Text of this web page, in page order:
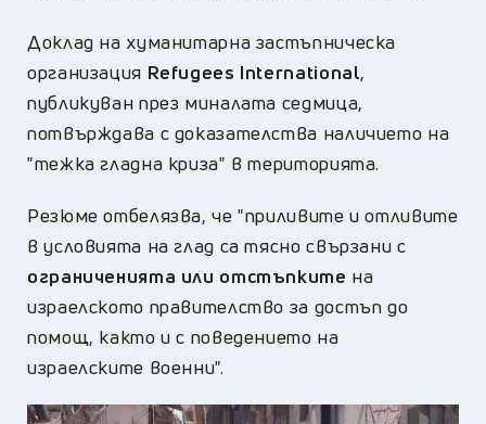
Доклад на хуманитарна застъпническа
организация Refugees International,
публикуван през миналата седмица,
потвърждава с доказателства наличието на
"тежка гладна криза" в територията.
Резюме отбелязва, че "приливите и отливите
в условията на глад са тясно свързани с
ограниченията или отстъпките на
израелското правителство за достъп до
помощ, както и с поведението на
израелските военни".